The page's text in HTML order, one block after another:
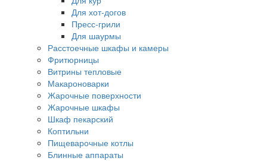
Для хот-догов
Пресс-грили
Для шаурмы
Расстоечные шкафы и камеры
Фритюрницы
Витрины тепловые
Макароноварки
Жарочные поверхности
Жарочные шкафы
Шкаф пекарский
Коптильни
Пищеварочные котлы
Блинные аппараты